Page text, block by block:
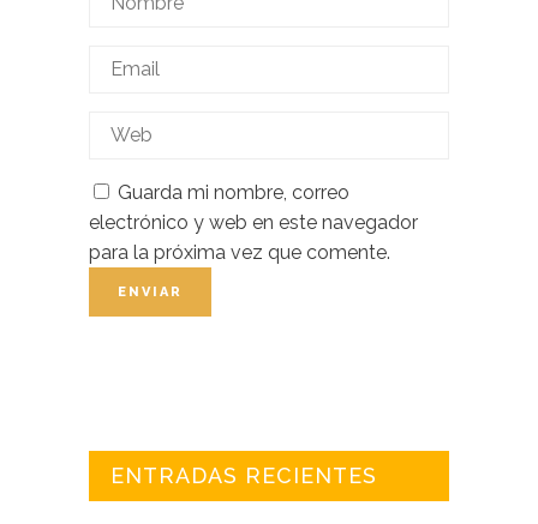
Guarda mi nombre, correo
electrónico y web en este navegador
para la próxima vez que comente.
ENTRADAS RECIENTES